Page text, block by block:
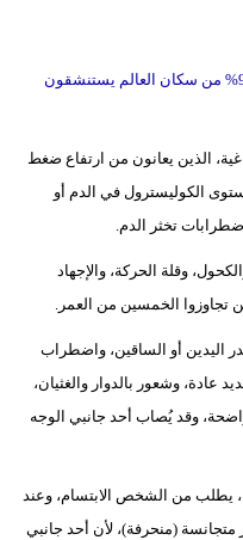
- منظمة الصحة العالمية تعلن أن أكثر من 90% من سكان العالم يستنشقون
الذين يعانون من ارتفاع ضغط
الكوليسترول في الدم أو
تخثر الدم.
وقلة الحركة، والإجهاد
تجاوزوا الخمسين من العمر.
اليدين أو الساقين، واضطراب
عادة، وشعور بالدوار والغثيان،
وقد يُصاب أحد جانبي الوجه
يطلب من الشخص الابتسام، وعند
متجانسة (منحرفة)، لأن أحد جانبي